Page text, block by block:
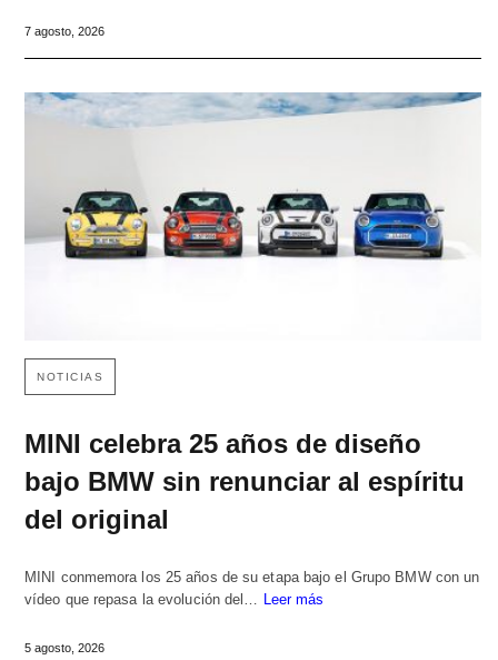
7 agosto, 2026
NOTICIAS
MINI celebra 25 años de diseño
bajo BMW sin renunciar al espíritu
del original
MINI conmemora los 25 años de su etapa bajo el Grupo BMW con un
vídeo que repasa la evolución del… Leer más
5 agosto, 2026